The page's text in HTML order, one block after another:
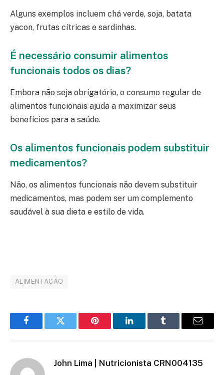
Alguns exemplos incluem chá verde, soja, batata
yacon, frutas cítricas e sardinhas.
É necessário consumir alimentos
funcionais todos os dias?
Embora não seja obrigatório, o consumo regular de
alimentos funcionais ajuda a maximizar seus
benefícios para a saúde.
Os alimentos funcionais podem substituir
medicamentos?
Não, os alimentos funcionais não devem substituir
medicamentos, mas podem ser um complemento
saudável à sua dieta e estilo de vida.
ALIMENTAÇÃO
FacebookTwitter Pinterest LinkedInTumblr Email
John Lima | Nutricionista CRN004135